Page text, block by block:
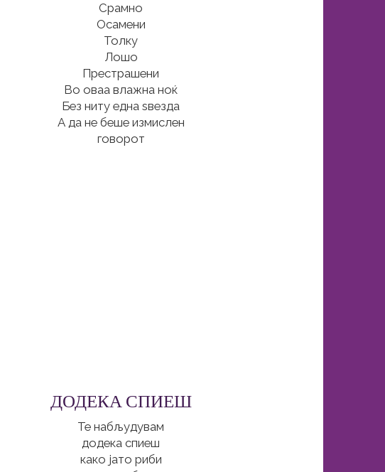
Срамно
Осамени
Толку
Лошо
Престрашени
Во оваа влажна ноќ
Без ниту една ѕвезда
А да не беше измислен
говорот
ДОДЕКА СПИЕШ
Те набљудувам
додека спиеш
како јато риби